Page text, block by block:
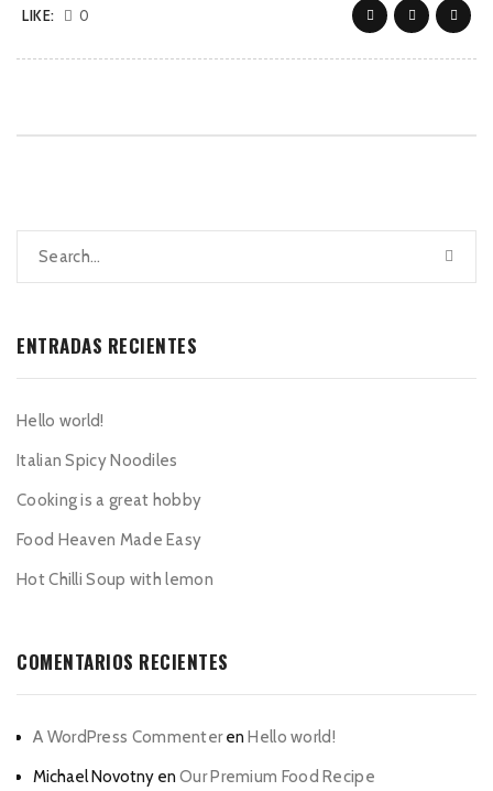
LIKE: 0
ENTRADAS RECIENTES
Hello world!
Italian Spicy Noodiles
Cooking is a great hobby
Food Heaven Made Easy
Hot Chilli Soup with lemon
COMENTARIOS RECIENTES
A WordPress CommenterenHello world!
Michael Novotny en Our Premium Food Recipe